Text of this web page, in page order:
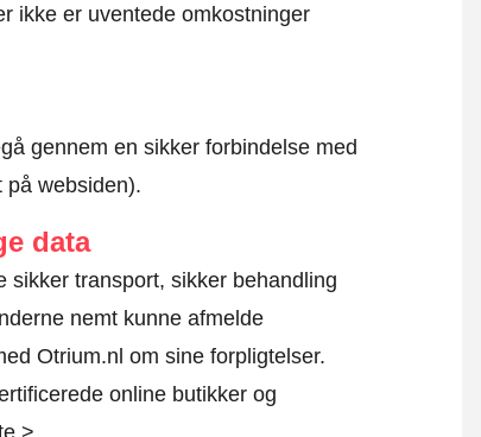
ikke er uventede omkostninger
gennem en sikker forbindelse med
på websiden).
data
sikker transport, sikker behandling
nemt kunne afmelde
Otrium.nl om sine forpligtelser.
online butikker og
>